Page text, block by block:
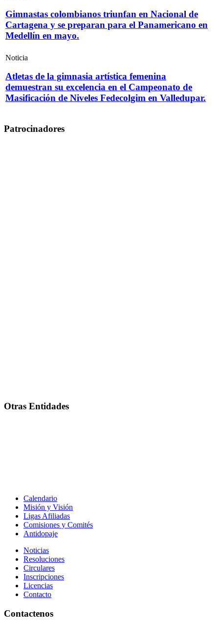
Gimnastas colombianos triunfan en Nacional de
Cartagena y se preparan para el Panamericano en
Medellín en mayo.
Noticia
Atletas de la gimnasia artística femenina
demuestran su excelencia en el Campeonato de
Masificación de Niveles Fedecolgim en Valledupar.
Patrocinadores
Otras Entidades
Calendario
Misión y Visión
Ligas Afiliadas
Comisiones y Comités
Antidopaje
Noticias
Resoluciones
Circulares
Inscripciones
Licencias
Contacto
Contactenos